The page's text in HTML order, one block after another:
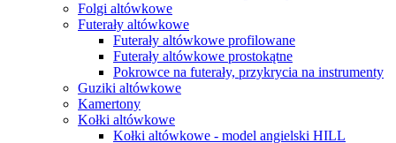
Folgi altówkowe
Futerały altówkowe
Futerały altówkowe profilowane
Futerały altówkowe prostokątne
Pokrowce na futerały, przykrycia na instrumenty
Guziki altówkowe
Kamertony
Kołki altówkowe
Kołki altówkowe - model angielski HILL